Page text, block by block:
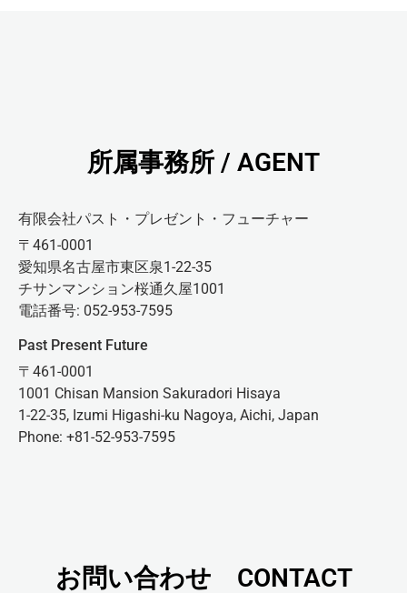
所属事務所 / AGENT
有限会社パスト・プレゼント・フューチャー
〒461-0001
愛知県名古屋市東区泉1-22-35
チサンマンション桜通久屋1001
電話番号: 052-953-7595
Past Present Future
〒461-0001
1001 Chisan Mansion Sakuradori Hisaya
1-22-35, Izumi Higashi-ku Nagoya, Aichi, Japan
Phone: +81-52-953-7595
お問い合わせ CONTACT